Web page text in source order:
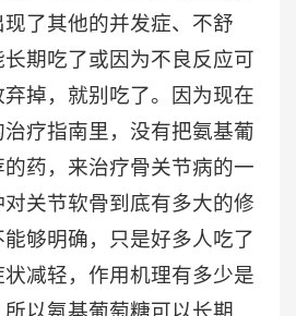
了其他的并发症、不舒
期吃了或因为不良反应可
掉，就别吃了。因为现在
疗指南里，没有把氨基葡
药，来治疗骨关节病的一
关节软骨到底有多大的修
够明确，只是好多人吃了
减轻，作用机理有多少是
以氨基葡萄糖可以长期